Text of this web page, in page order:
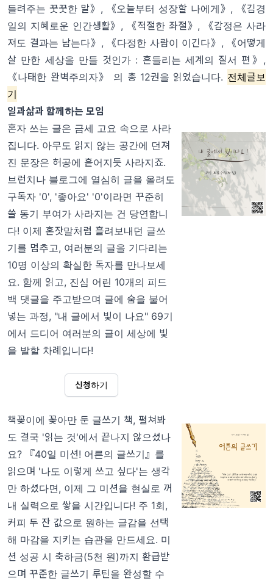
들려주는 꿋꿋한 말》, 《오늘부터 성장할 나에게》, 《김경
일의 지혜로운 인간생활》, 《적절한 좌절》, 《감정은 사라
져도 결과는 남는다》, 《다정한 사람이 이긴다》, 《어떻게
살 만한 세상을 만들 것인가 : 흔들리는 세계의 질서 편》,
《나태한 완벽주의자》 의 총 12권을 읽었습니다. 전체글보
기
일과삶과 함께하는 모임
혼자 쓰는 글은 금세 고요 속으로 사라
집니다. 아무도 읽지 않는 공간에 던져
진 문장은 허공에 흩어지듯 사라지죠.
브런치나 블로그에 열심히 글을 올려도
구독자 '0', '좋아요' '0'이라면 꾸준히
쓸 동기 부여가 사라지는 건 당연합니
다! 이제 혼잣말처럼 흘려보내던 글쓰
기를 멈추고, 여러분의 글을 기다리는
10명 이상의 확실한 독자를 만나보세
요. 함께 읽고, 진심 어린 10개의 피드
백 댓글을 주고받으며 글에 숨을 불어
넣는 과정, "내 글에서 빛이 나요" 69기
에서 드디어 여러분의 글이 세상에 빛
을 발할 차례입니다!
신청하기
책꽂이에 꽂아만 둔 글쓰기 책, 펼쳐봐
도 결국 '읽는 것'에서 끝나지 않으셨나
요? 『40일 미션! 어른의 글쓰기』를
읽으며 '나도 이렇게 쓰고 싶다'는 생각
만 하셨다면, 이제 그 미션을 현실로 꺼
내 실력으로 쌓을 시간입니다! 주 1회,
커피 두 잔 값으로 원하는 글감을 선택
해 마감을 지키는 습관을 만드세요. 미
션 성공 시 축하금(5천 원)까지 환급받
으며 꾸준한 글쓰기 루틴을 완성할 수